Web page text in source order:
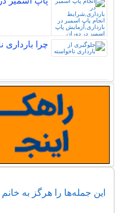
چرا بارداری
این جمله‌ها را هرگز به خانم